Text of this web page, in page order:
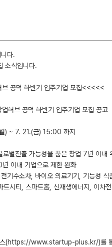
다.
소식입니다.
공덕 하반기 입주기업 모집<<<<<
허브 공덕 하반기 입주기업 모집 공고
) ~ 7. 21.(금) 15:00 까지
벌진출 가능성을 품은 창업 7년 이내
이내 기업으로 제한 완화
기수소차, 바이오 의료기기, 기능성 식
시티, 스마트홈, 신재생에너지, 이차
스(https://www.startup-plus.kr/)를